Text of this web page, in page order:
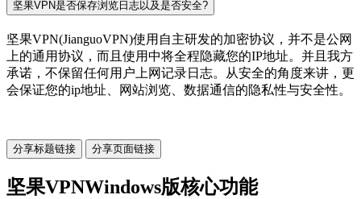
坚果VPN是否保存浏览日志以及是否安全?
坚果VPN(JianguoVPN)使用自主研发的加密协议，并不是公网
上的通用协议，而且使用中将全程隐藏您的IP地址。并且我方
承诺，不保留任何用户上网记录日志。从安全的角度来讲，更
会保证您的ip地址、网站浏览、数据通信的隐私性与安全性。
分享标题链接 分享页面链接
坚果VPNWindows版核心功能